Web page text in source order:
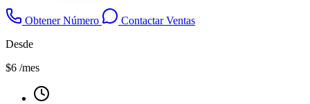
Obtener Número
Contactar Ventas
Desde
$6 /mes